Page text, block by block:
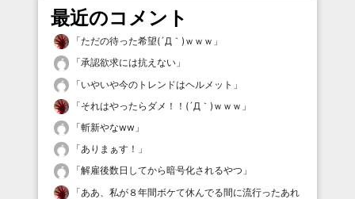
最近のコメント
「ただの待った希望(´Д｀)ｗｗｗ 」
「承認欲求には抗えない 」
「いやいや今のトレンドはヘルメット 」
「それはやったらダメ！！(´Д｀)ｗｗｗ 」
「斬新やなww 」
「ありまぁす！ 」
「解雇後数日してから暗号化されるやつ 」
「ああ、私が８年間ボケて休んでる間に流行ったあれ